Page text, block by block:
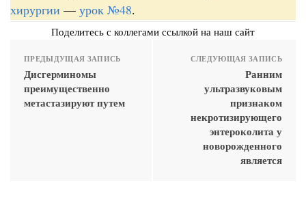
хирургии — урок №48.
Поделитесь с коллегами ссылкой на наш сайт
ПРЕДЫДУЩАЯ ЗАПИСЬ
Дисгерминомы
преимущественно
метастазируют путем
СЛЕДУЮЩАЯ ЗАПИСЬ
Ранним
ультразвуковым
признаком
некротизирующего
энтероколита у
новорожденного
является